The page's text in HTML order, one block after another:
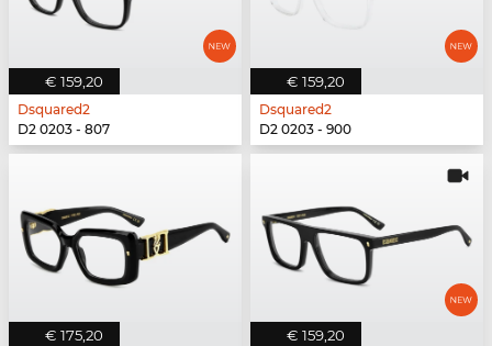
€ 159,20
Dsquared2
D2 0203 - 807
€ 159,20
Dsquared2
D2 0203 - 900
€ 175,20 € 159,20